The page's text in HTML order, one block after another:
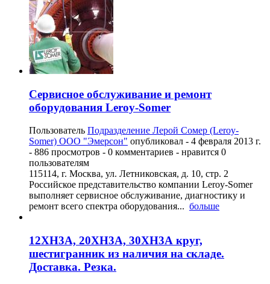
Сервисное обслуживание и ремонт
оборудования Leroy-Somer
Пользователь Подразделение Лерой Сомер (Leroy-
Somer) ООО "Эмерсон" опубликовал - 4 февраля 2013 г.
- 886 просмотров - 0 комментариев - нравится 0
пользователям
115114, г. Москва, ул. Летниковская, д. 10, стр. 2
Российское представительство компании Leroy-Somer
выполняет сервисное обслуживание, диагностику и
ремонт всего спектра оборудования... больше
12ХН3А, 20ХН3А, 30ХН3А круг,
шестигранник из наличия на складе.
Доставка. Резка.